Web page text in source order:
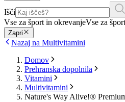
Išči
Vse za šport in okrevanjeVse za
Zapri
Nazaj na Multivitamini
Domov
Prehranska dopolnila
Vitamini
Multivitamini
Nature's Way Alive!®